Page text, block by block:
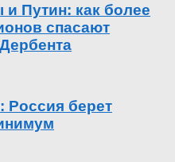
Путин: как более
спасают
Россия берет